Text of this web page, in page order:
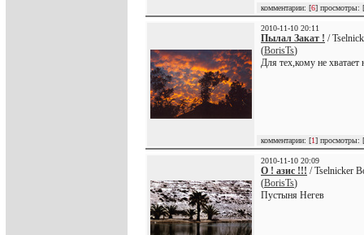
комментарии: [6] просмотры: [
2010-11-10 20:11
Пылал Закат ! /
(BorisTs)
Для тех,кому не хватает
комментарии: [1] просмотры: [
2010-11-10 20:09
О ! азис !!! / Tselnicker
(BorisTs)
Пустыня Негев